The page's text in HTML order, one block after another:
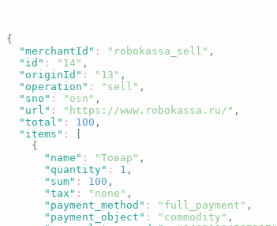
{
"merchantId" : "robokassa_sell" ,
"id" : "14" ,
"originId" : "13" ,
"operation" : "sell" ,
"sno" : "osn" ,
"url" : "https://www.robokassa.ru/" ,
"total" : 100 ,
"items" :
{
"name" : "Товар" ,
"quantity" : 1 ,
"sum" : 100 ,
"tax" : "none" ,
"payment_method" : "full_payment" ,
"payment_object" : "commodity" ,